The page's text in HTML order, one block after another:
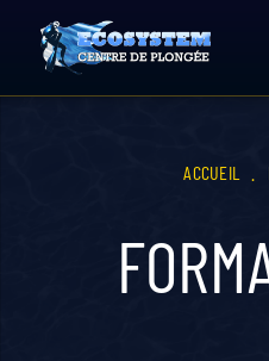
content
ACCUEIL